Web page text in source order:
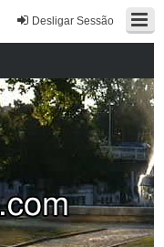
Desligar Sessão